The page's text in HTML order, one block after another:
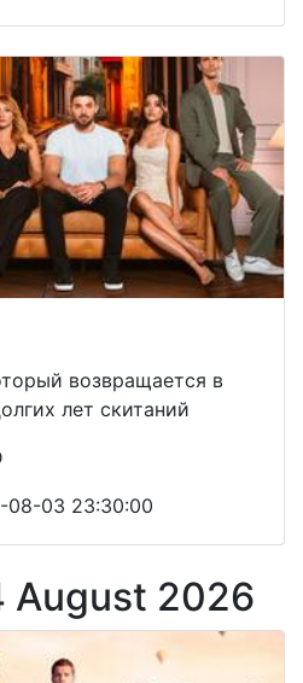
возвращается в
лет скитаний
08-03 23:30:00
August 2026